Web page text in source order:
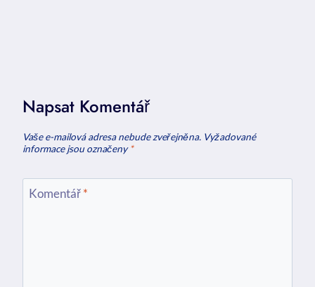
Napsat Komentář
Vaše e-mailová adresa nebude zveřejněna. Vyžadované
informace jsou označeny*
Komentář*